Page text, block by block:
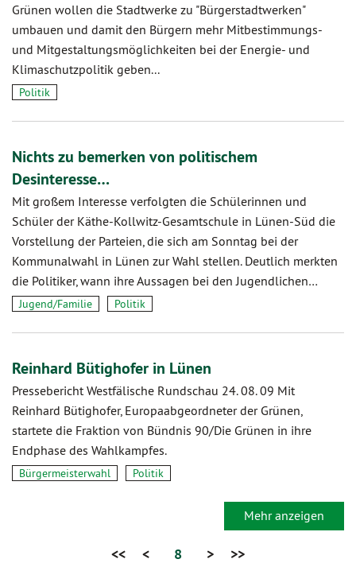
Grünen wollen die Stadtwerke zu "Bürgerstadtwerken"
umbauen und damit den Bürgern mehr Mitbestimmungs-
und Mitgestaltungsmöglichkeiten bei der Energie- und
Klimaschutzpolitik geben...
Politik
Nichts zu bemerken von politischem
Desinteresse…
Mit großem Interesse verfolgten die Schülerinnen und
Schüler der Käthe-Kollwitz-Gesamtschule in Lünen-Süd die
Vorstellung der Parteien, die sich am Sonntag bei der
Kommunalwahl in Lünen zur Wahl stellen. Deutlich merkten
die Politiker, wann ihre Aussagen bei den Jugendlichen…
Jugend/Familie Politik
Reinhard Bütighofer in Lünen
Pressebericht Westfälische Rundschau 24. 08. 09 Mit
Reinhard Bütighofer, Europaabgeordneter der Grünen,
startete die Fraktion von Bündnis 90/Die Grünen in ihre
Endphase des Wahlkampfes.
Bürgermeisterwahl Politik
Mehr anzeigen
<< < 8 > >>